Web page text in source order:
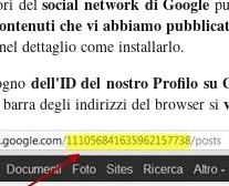
che vi abbiamo
dettaglio come installarlo.
dell'ID del nostro Profilo su
degli indirizzi del browser si